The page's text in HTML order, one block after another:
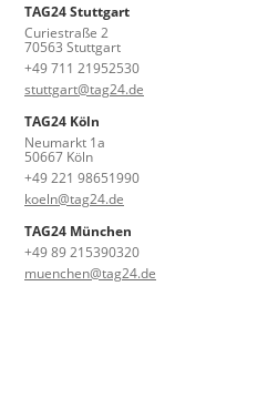
TAG24 Stuttgart
Curiestraße 2
70563 Stuttgart
+49 711 21952530
stuttgart@tag24.de
TAG24 Köln
Neumarkt 1a
50667 Köln
+49 221 98651990
koeln@tag24.de
TAG24 München
+49 89 215390320
muenchen@tag24.de